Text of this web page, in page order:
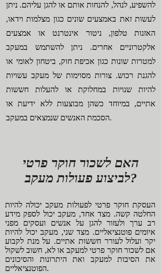
להשפיע, לנהל, להנחות אותם או להגן עליהם. ניתן
לעשות זאת באמצעים שונים כגון מצלמות וידאו,
האזנות טלפון, ניטור אינטרנט או אמצעים
אלקטרוניים אחרים. ניתן להשתמש במעקב
למטרות שונות כגון אכיפת חוק, ביטחון לאומי או
להגנת רכוש. צורות מסוימות של מעקב עשויות
להיות שנויות במחלוקת או להעלות חששות
אתיים, במיוחד כשהן מבוצעות ללא ידיעת או
הסכמת האנשים שנמצאים במעקב.
האם לשכור חוקר פרטי
לביצוע פעולות מעקב?
העסקת חוקר פרטי לפעולות מעקב יכולה להיות
החלטה קשה. מצד אחד, מעקב יכול לספק מידע
רב ערך ולעזור להגן על אנשים ועסקים מפני
איומים פוטנציאליים. מצד שני, מעקב יכול להיות
יקר ועלול לעורר חששות אתיים. על מנת לקבוע
אם לשכור חוקר פרטי למעקב או לא, חשוב לשקול
את הסיבות למעקב ואת היתרונות והסיכונים
הפוטנציאליים.